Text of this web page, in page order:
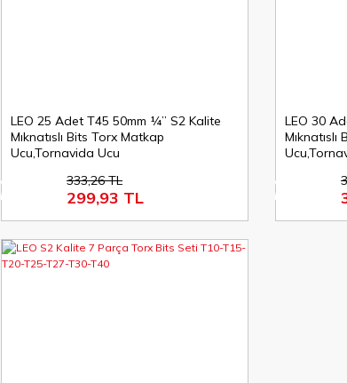
LEO 25 Adet T45 50mm ¼’’ S2 Kalite
Mıknatıslı Bits Torx Matkap
Ucu,Tornavida Ucu
%10
indirim
333,26 TL
299,93 TL
LEO 30
%6
indirim